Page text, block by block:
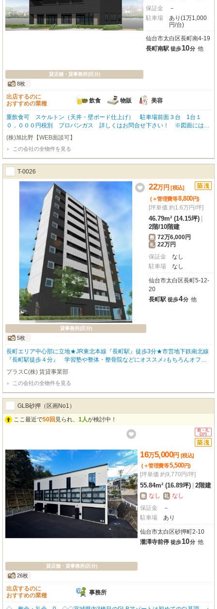
貸店舗・貸事務所(区分)
8枚
保証金
－
駐車場
あり(1万1,000
円/台)
仙台市太白区長町南4-19
長町南駅 徒歩10分 他
出店するのに
おすすめの業種
飲食 物販 美容
重飲食可 スケルトン（天井・壁ボード仕上げ） 駐車場前面３台 1台１
０，０００円税別 プロパンガス 詳しくはお問合せ下さい！ ※図面にはト
イレがありますがご契約して頂くお部屋にはトイレはございません ※外観の
パーツはイメージです
(株)旭比野【WEB面談可】
この会社の全物件を見る
T-0026
貸事務所(区分)
5枚
22万円 [税込]
(＋管理費等8,800円)
[坪単価 約1.6万円/坪]
46.79m² (14.15坪)
2階/10階建
敷 72万6,000円
礼 22万円
保証金
なし
駐車場
なし
仙台市太白区長町5-12-
20
長町駅 徒歩4分 他
長町エリア中心部に立地★JR東北本線『長町駅』徒歩3分★市営地下鉄南北線
『長町駅徒歩４分』 学習塾や整体・整骨院などにオススメ♪もちろんオフィ
スとしてのご利用も歓迎♪
プラスC(株) 賃貸事業部
この会社の全物件を見る
GLB砂押（区画No1）
ここ最近で50回 見られ、 1人が検討中！
貸店舗・貸事務所(区分)
26枚
16万5,000円 [税込]
(＋管理費等5,500円)
[坪単価 約9,770円/坪]
55.84m² (16.89坪) 2階建
敷 なし 礼 なし
保証金
－
駐車場
あり
仙台市太白区砂押町2-10
瀧澤寺前停 徒歩10分 他
出店するのに
おすすめの業種
事務所